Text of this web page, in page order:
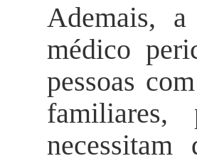
Ademais,
médico
pessoas